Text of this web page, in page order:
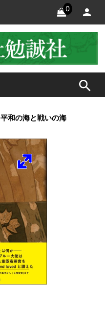
0
search
平和の海と戦いの海